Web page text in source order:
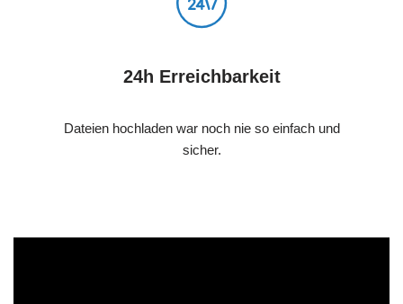
24h Erreichbarkeit
Dateien hochladen war noch nie so einfach und
sicher.